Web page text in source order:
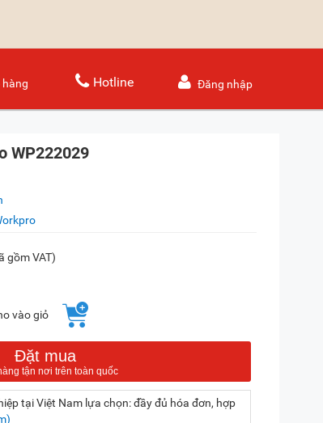
hàng Hotline Đăng nhập
WP222029
gồm VAT)
vào giỏ
Đặt mua
tại Việt Nam lựa chọn: đầy đủ hóa đơn, hợp